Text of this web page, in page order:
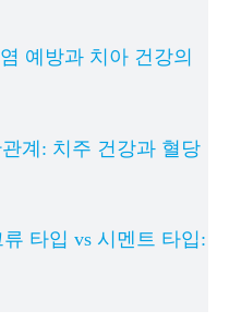
예방과 치아 건강의
계: 치주 건강과 혈당
타입 vs 시멘트 타입: